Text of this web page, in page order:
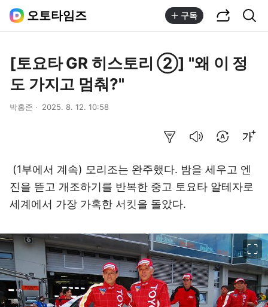
오토타임즈 구독
[토요타 GR 히스토리 ②] "왜 이 정
도 가지고 멈춰?"
박홍준 2025. 8. 12. 10:58
(1부에서 계속) 모리조는 완주했다. 밤을 세우고 엔
진을 뜯고 개조하기를 반복한 중고 토요타 알테자로
세계에서 가장 가혹한 서킷을 돌았다.